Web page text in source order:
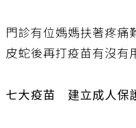
門診有位媽媽扶著疼痛
皮蛇後再打疫苗有沒有
七大疫苗 建立成人保